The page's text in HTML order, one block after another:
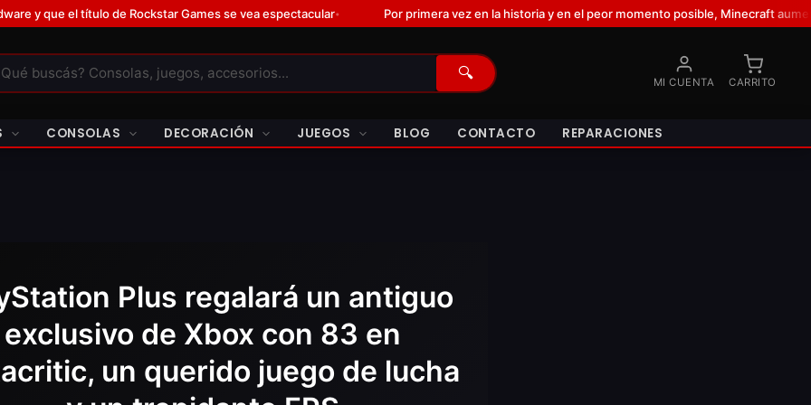
Games se vea espectacular• Por primera vez en la historia y en el peor momento posible, Minecraft aumenta sus requisitos y
🔍 MI CUENTA CARRITO
CONSOLAS DECORACIÓN JUEGOS BLOG CONTACTO REPARACIONES
Plus regalará un antiguo
exclusivo de Xbox con 83 en
un querido juego de lucha